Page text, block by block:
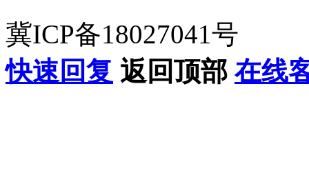
冀ICP备18027041号
快速回复 返回顶部 在线